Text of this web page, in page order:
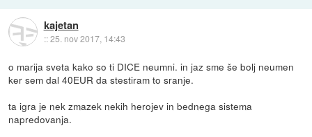
kajetan
::25. nov 2017, 14:43
o marija sveta kako so ti DICE neumni. in jaz sme še bolj neumen
ker sem dal 40EUR da stestiram to sranje.
ta igra je nek zmazek nekih herojev in bednega sistema
napredovanja.